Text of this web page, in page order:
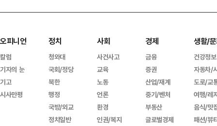
오피니언
칼럼
기자의 눈
기고
시사만평
정치
청와대
국회/정당
북한
행정
국방/외교
정치일반
사회
사건사고
교육
노동
언론
환경
인권/복지
경제
금융
증권
산업/재계
중기/벤처
부동산
글로벌경제
생활/
건강정보
자동차/
도로/교
여행/레
음식/맛
패션/뷰